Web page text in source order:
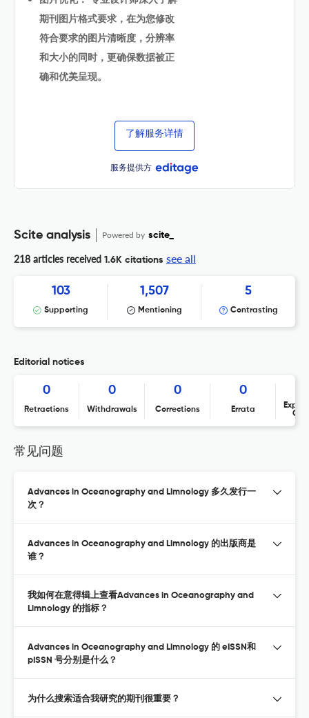
期刊图片格式要求，在为您修改
符合要求的图片清晰度，分辨率
和大小的同时，更确保数据被正
确和优美呈现。
了解服务详情
服务提供方
Scite analysis Powered by scite_
218 articles received 1.6K citations see all
103
Supporting
1,507
Mentioning
5
Contrasting
Editorial notices
0
Retractions
0
Withdrawals
0
Corrections
0
Errata
常见问题
Advances in Oceanography and Limnology 多久发行一
次？
Advances in Oceanography and Limnology 的出版商是
谁？
我如何在意得辑上查看Advances in Oceanography and
Limnology 的指标？
Advances in Oceanography and Limnology 的 eISSN和
pISSN 号分别是什么？
为什么搜索适合我研究的期刊很重要？